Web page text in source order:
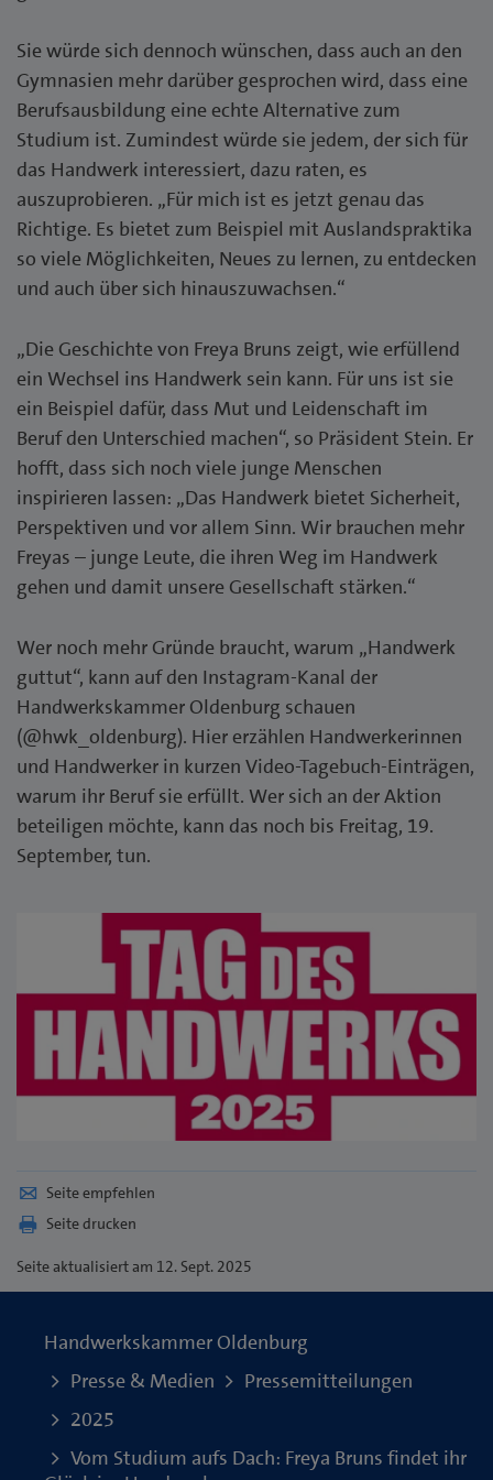
Sie würde sich dennoch wünschen, dass auch an den
Gymnasien mehr darüber gesprochen wird, dass eine
Berufsausbildung eine echte Alternative zum
Studium ist. Zumindest würde sie jedem, der sich für
das Handwerk interessiert, dazu raten, es
auszuprobieren. „Für mich ist es jetzt genau das
Richtige. Es bietet zum Beispiel mit Auslandspraktika
so viele Möglichkeiten, Neues zu lernen, zu entdecken
und auch über sich hinauszuwachsen.“
„Die Geschichte von Freya Bruns zeigt, wie erfüllend
ein Wechsel ins Handwerk sein kann. Für uns ist sie
ein Beispiel dafür, dass Mut und Leidenschaft im
Beruf den Unterschied machen“, so Präsident Stein. Er
hofft, dass sich noch viele junge Menschen
inspirieren lassen: „Das Handwerk bietet Sicherheit,
Perspektiven und vor allem Sinn. Wir brauchen mehr
Freyas – junge Leute, die ihren Weg im Handwerk
gehen und damit unsere Gesellschaft stärken.“
Wer noch mehr Gründe braucht, warum „Handwerk
guttut“, kann auf den Instagram-Kanal der
Handwerkskammer Oldenburg schauen
(@hwk_oldenburg). Hier erzählen Handwerkerinnen
und Handwerker in kurzen Video-Tagebuch-Einträgen,
warum ihr Beruf sie erfüllt. Wer sich an der Aktion
beteiligen möchte, kann das noch bis Freitag, 19.
September, tun.
Seite empfehlen
Seite drucken
Seiteaktualisiert am 12. Sept. 2025
Handwerkskammer Oldenburg
Presse & Medien
Pressemitteilungen
2025
Vom Studium aufs Dach: Freya Bruns findet ihr